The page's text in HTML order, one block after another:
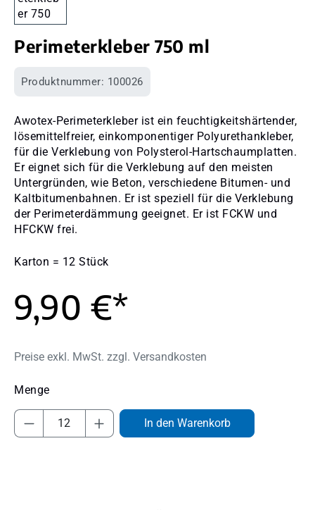
Perimeterkleber 750 ml
Produktnummer: 100026
Awotex-Perimeterkleber ist ein feuchtigkeitshärtender,
lösemittelfreier, einkomponentiger Polyurethankleber,
für die Verklebung von Polysterol-Hartschaumplatten.
Er eignet sich für die Verklebung auf den meisten
Untergründen, wie Beton, verschiedene Bitumen- und
Kaltbitumenbahnen. Er ist speziell für die Verklebung
der Perimeterdämmung geeignet. Er ist FCKW und
HFCKW frei.
Karton = 12 Stück
9,90 €*
Preise exkl. MwSt. zzgl. Versandkosten
Produkt Anzahl: Gib den gewünschten
In den Warenkorb